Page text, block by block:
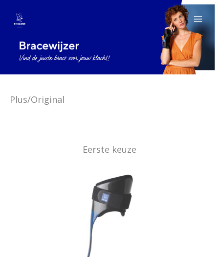
naar
inhoud
Plus/Original
Eerste keuze